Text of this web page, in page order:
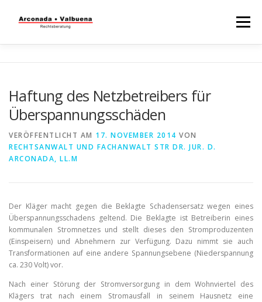
Menü
STEUERBERATUNG TÄTIGKEITSFELDER
WISSENSWERTES
Haftung des Netzbetreibers für
Überspannungsschäden
VERÖFFENTLICHT AM 17. NOVEMBER 2014 VON
RECHTSANWALT UND FACHANWALT STR DR. JUR. D.
ARCONADA, LL.M
Der Kläger macht gegen die Beklagte Schadensersatz wegen eines
Überspannungsschadens geltend. Die Beklagte ist Betreiberin eines
kommunalen Stromnetzes und stellt dieses den Stromproduzenten
(Einspeisern) und Abnehmern zur Verfügung. Dazu nimmt sie auch
Transformationen auf eine andere Spannungsebene (Niederspannung
ca. 230 Volt) vor.
Nach einer Störung der Stromversorgung in dem Wohnviertel des
Klägers trat nach einem Stromausfall in seinem Hausnetz eine